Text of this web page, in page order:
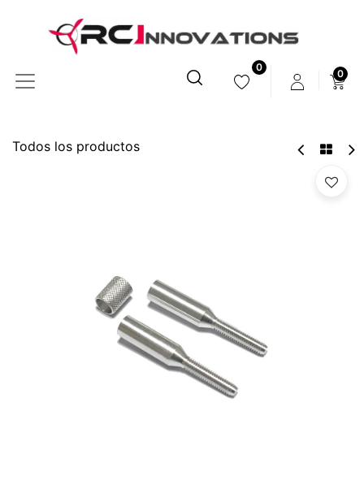
0
0
Todos los productos